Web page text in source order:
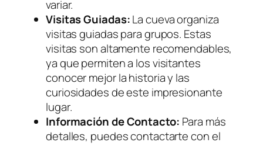
variar.
Visitas Guiadas:La cueva organiza
visitas guiadas para grupos. Estas
visitas son altamente recomendables,
ya que permiten a los visitantes
conocer mejor la historia y las
curiosidades de este impresionante
lugar.
Información de Contacto: Para más
detalles, puedes contactarte con el